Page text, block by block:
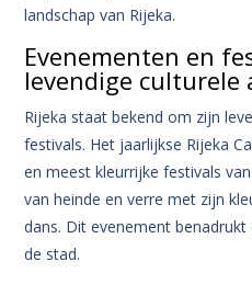
landschap van Rijeka.
Evenementen en
levendige culturele
Rijeka staat bekend om zijn
festivals. Het jaarlijkse Rijeka
en meest kleurrijke festivals
van heinde en verre met zijn
dans. Dit evenement
de stad.